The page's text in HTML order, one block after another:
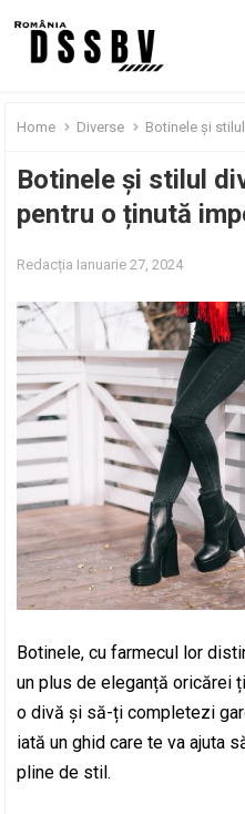
Home Diverse Botinele și stilul
Botinele și stilul
pentru o ținută
Redacția Ianuarie 27, 2024
Botinele, cu farmecul lor
un plus de eleganță oricărei
o divă și să-ți completezi
iată un ghid care te va ajuta
pline de stil.